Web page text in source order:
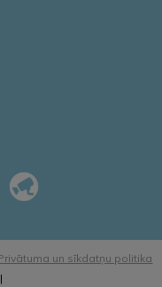
un sīkdatņu politika
|